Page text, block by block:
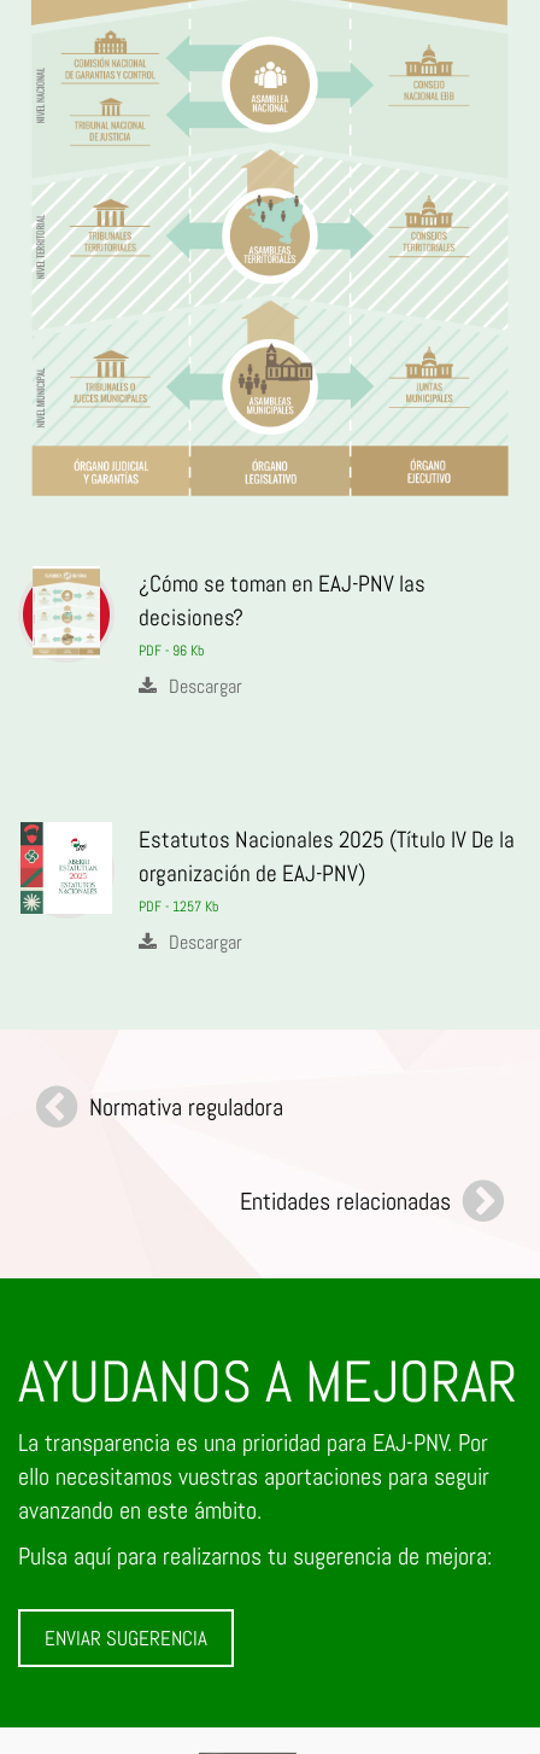
¿Cómo se toman en EAJ-PNV las
decisiones?
PDF - 96 Kb
Descargar
Estatutos Nacionales 2025 (Título IV De la
organización de EAJ-PNV)
PDF - 1257 Kb
Descargar
Normativa reguladora
Entidades relacionadas
AYUDANOS A MEJORAR
La transparencia es una prioridad para EAJ-PNV. Por
ello necesitamos vuestras aportaciones para seguir
avanzando en este ámbito.
Pulsa aquí para realizarnos tu sugerencia de mejora:
ENVIAR SUGERENCIA